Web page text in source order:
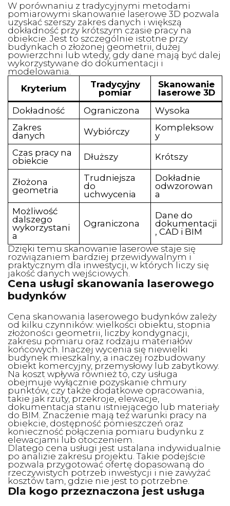
W porównaniu z tradycyjnymi metodami
pomiarowymi skanowanie laserowe 3D pozwala
uzyskać szerszy zakres danych i większą
dokładność przy krótszym czasie pracy na
obiekcie. Jest to szczególnie istotne przy
budynkach o złożonej geometrii, dużej
powierzchni lub wtedy, gdy dane mają być dalej
wykorzystywane do dokumentacji i
modelowania.
Kryterium
Tradycyjny
pomiar
Skanowanie
laserowe 3D
Dokładność
Ograniczona
Wysoka
Zakres
danych
Wybiórczy
Kompleksow
y
Czas pracy na
obiekcie
Dłuższy Krótszy
Złożona
geometria
Trudniejsza
do
uchwycenia
Dokładnie
odwzorowan
a
Możliwość
dalszego
wykorzystani
a
Ograniczona
Dane do
dokumentacji
, CAD i BIM
Dzięki temu skanowanie laserowe staje się
rozwiązaniem bardziej przewidywalnym i
praktycznym dla inwestycji, w których liczy się
jakość danych wejściowych.
Cena usługi skanowania laserowego
budynków
Cena skanowania laserowego budynków zależy
od kilku czynników: wielkości obiektu, stopnia
złożoności geometrii, liczby kondygnacji,
zakresu pomiaru oraz rodzaju materiałów
końcowych. Inaczej wycenia się niewielki
budynek mieszkalny, a inaczej rozbudowany
obiekt komercyjny, przemysłowy lub zabytkowy.
Na koszt wpływa również to, czy usługa
obejmuje wyłącznie pozyskanie chmury
punktów, czy także dodatkowe opracowania,
takie jak rzuty, przekroje, elewacje,
dokumentacja stanu istniejącego lub materiały
do BIM. Znaczenie mają też warunki pracy na
obiekcie, dostępność pomieszczeń oraz
konieczność połączenia pomiaru budynku z
elewacjami lub otoczeniem.
Dlatego cena usługi jest ustalana indywidualnie
po analizie zakresu projektu. Takie podejście
pozwala przygotować ofertę dopasowaną do
rzeczywistych potrzeb inwestycji i nie zawyżać
kosztów tam, gdzie nie jest to potrzebne.
Dla kogo przeznaczona jest usługa